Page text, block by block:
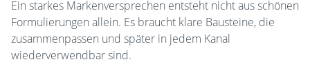
Ein starkes Markenversprechen entsteht nicht aus schönen
Formulierungen allein. Es braucht klare Bausteine, die
zusammenpassen und später in jedem Kanal
wiederverwendbar sind.